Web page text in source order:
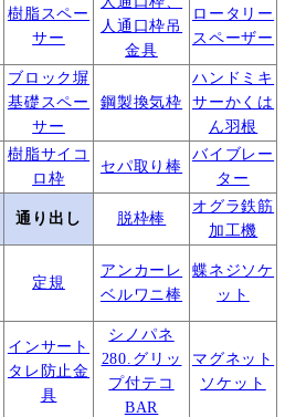
樹脂スペー
サー
人通口枠吊
金具
ロータリー
スペーザー
ブロック塀
基礎スペー
サー
鋼製換気枠
ハンドミキ
サーかくは
ん羽根
樹脂サイコ
ロ枠
セパ取り棒
バイブレー
ター
通り出し 脱枠棒
オグラ鉄筋
加工機
定規
アンカーレ
ベルワニ棒
蝶ネジソケ
ット
インサート
タレ防止金
具
シノパネ
280.グリッ
プ付テコ
BAR
マグネット
ソケット